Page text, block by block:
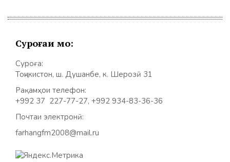
Суроғаи мо:
Суроға:
Тоҷикистон, ш. Душанбе, к. Шерозӣ 31
Рақамҳои телефон:
+992 37 227-77-27, +992 934-83-36-36
Почтаи электронӣ:
farhangfm2008@mail.ru